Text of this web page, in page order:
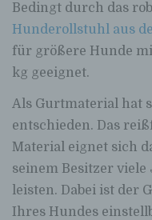
Bedingt durch das
Hunderollstuhl aus
für größere Hunde
kg geeignet.
Als Gurtmaterial hat
entschieden. Das
Material eignet sich
seinem Besitzer
leisten. Dabei ist der
Ihres Hundes